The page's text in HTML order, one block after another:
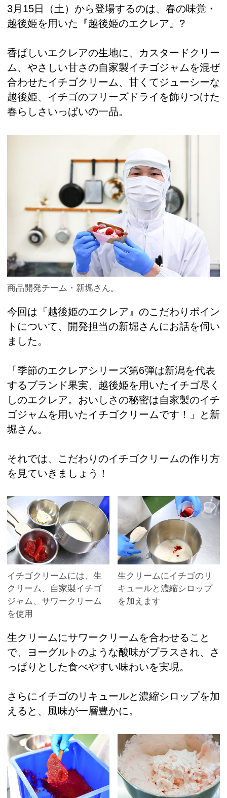
3月15日（土）から登場するのは、春の味覚・
越後姫を用いた『越後姫のエクレア』?
香ばしいエクレアの生地に、カスタードクリー
ム、やさしい甘さの自家製イチゴジャムを混ぜ
合わせたイチゴクリーム、甘くてジューシーな
越後姫、イチゴのフリーズドライを飾りつけた
春らしさいっぱいの一品。
商品開発チーム・新堀さん。
今回は『越後姫のエクレア』のこだわりポイン
トについて、開発担当の新堀さんにお話を伺い
ました。
「季節のエクレアシリーズ第6弾は新潟を代表
するブランド果実、越後姫を用いたイチゴ尽く
しのエクレア。おいしさの秘密は自家製のイチ
ゴジャムを用いたイチゴクリームです！」と新
堀さん。
それでは、こだわりのイチゴクリームの作り方
を見ていきましょう！
イチゴクリームには、生
クリーム、自家製イチゴ
ジャム、サワークリーム
を使用
生クリームにイチゴのリ
キュールと濃縮シロップ
を加えます
生クリームにサワークリームを合わせること
で、ヨーグルトのような酸味がプラスされ、さ
っぱりとした食べやすい味わいを実現。
さらにイチゴのリキュールと濃縮シロップを加
えると、風味が一層豊かに。